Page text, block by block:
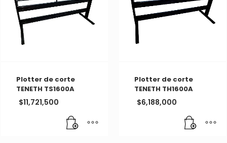
Plotter de corte
TENETH TS1600A
$11,721,500
Plotter de corte
TENETH TH1600A
$6,188,000